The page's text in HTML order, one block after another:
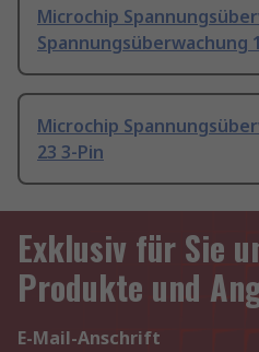
Microchip
Spannungsüberwachung
Microchip
23 3-Pin
Exklusiv für Sie
Produkte und
E-Mail-Anschrift